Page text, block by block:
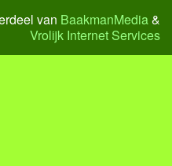
van BaakmanMedia&
Vrolijk Internet Services